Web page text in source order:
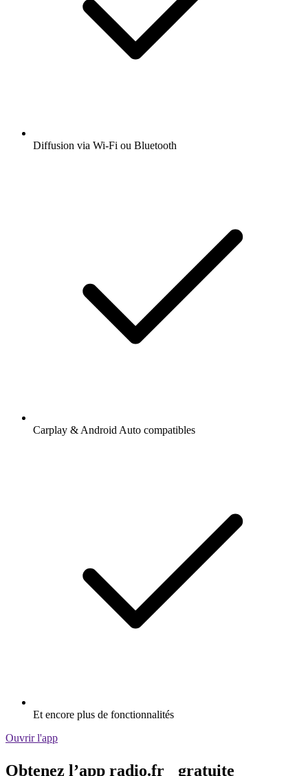
Diffusion via Wi-Fi ou Bluetooth
Carplay & Android Auto compatibles
Et encore plus de fonctionnalités
Ouvrir l'app
Obtenez l’app radio.fr gratuite